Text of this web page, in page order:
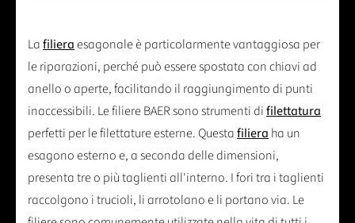
Lafilieraesagonale è particolarmente vantaggiosa per
le riparazioni, perché può essere spostata con chiavi ad
anello o aperte, facilitando il raggiungimento di punti
inaccessibili. Le filiere BAER sono strumenti difilettatura
perfetti per le filettature esterne. Questafiliera ha un
esagono esterno e, a seconda delle dimensioni,
presenta tre o più taglienti all'interno. I fori tra i taglienti
raccolgono i trucioli, li arrotolano e li portano via. Le